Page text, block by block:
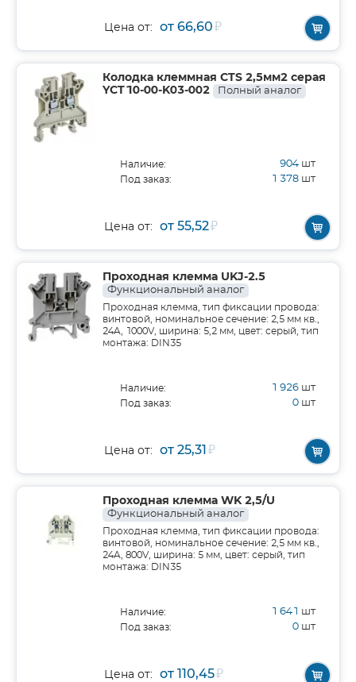
Цена от: от 66,60₽
Колодка клеммная CTS 2,5мм2 серая
YCT10-00-K03-002
Полный аналог
Наличие: 904 шт
Под заказ: 1 378 шт
Цена от: от 55,52₽
Проходная клемма UKJ-2.5
Функциональный аналог
Проходная клемма, тип фиксации провода:
винтовой, номинальное сечение: 2,5 мм кв.,
24A, 1000V, ширина: 5,2 мм, цвет: серый, тип
монтажа: DIN35
Наличие: 1 926 шт
Под заказ: 0 шт
Цена от: от 25,31₽
Проходная клемма WK 2,5/U
Функциональный аналог
Проходная клемма, тип фиксации провода:
винтовой, номинальное сечение: 2,5 мм кв.,
24A, 800V, ширина: 5 мм, цвет: серый, тип
монтажа: DIN35
Наличие: 1 641 шт
Под заказ: 0 шт
Цена от: от 110,45₽